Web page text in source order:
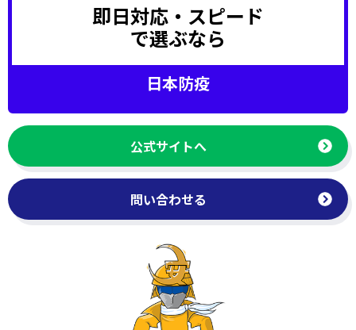
即日対応・スピード
で選ぶなら
日本防疫
公式サイトへ
問い合わせる